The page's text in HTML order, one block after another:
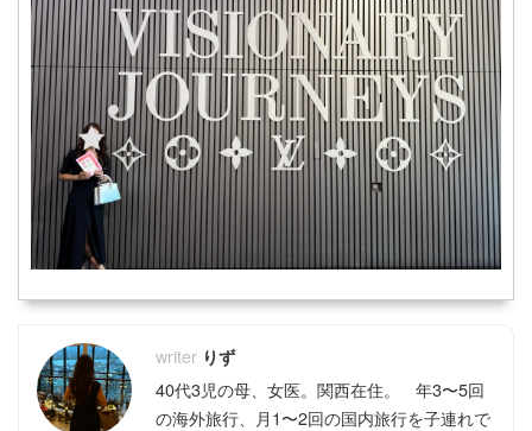
りず
40代3児の母、女医。関西在住。 年3〜5回
の海外旅行、月1〜2回の国内旅行を子連れで